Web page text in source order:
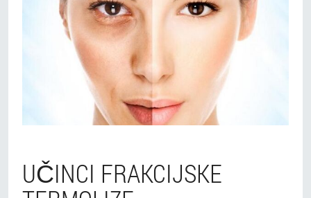
UČINCI FRAKCIJSKE